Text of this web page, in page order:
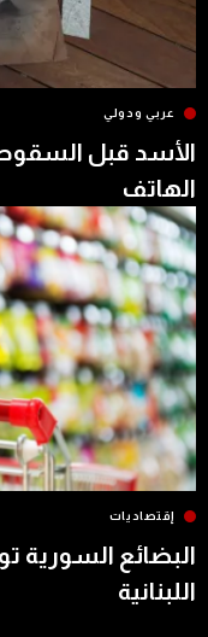
عربي ودولي
الأسد قبل
الهاتف
إقتصاديات
البضائع
اللبنانية